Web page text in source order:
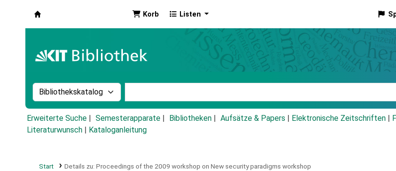
Korb Listen
Suche im Katalog nach:
Erweiterte Suche Semesterapparate Bibliotheken Aufsätze & Papers Elektronische Zeitschriften
Literaturwunsch
Kataloganleitung
Start Details zu: Proceedings of the 2009 workshop on New security paradigms workshop